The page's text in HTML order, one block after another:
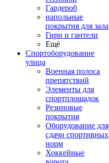
Гардероб
напольные
покрытия для зала
Гири и гантели
Ещё
Спортоборудование
улица
Военная полоса
препятствий
Элементы для
спортплощадок
Резиновые
покрытия
Оборудование для
сдачи спортивных
норм
Хоккейные